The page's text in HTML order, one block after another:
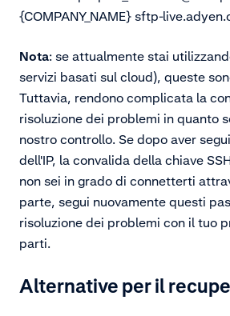
{COMPANY_NAME} sftp-
Nota: se attualmente stai
servizi basati sul cloud), queste
Tuttavia, rendono complicata la
risoluzione dei problemi in quanto
nostro controllo. Se dopo aver
dell'IP, la convalida della chiave
non sei in grado di connetterti
parte, segui nuovamente questi
risoluzione dei problemi con il tuo
parti.
Alternative per il